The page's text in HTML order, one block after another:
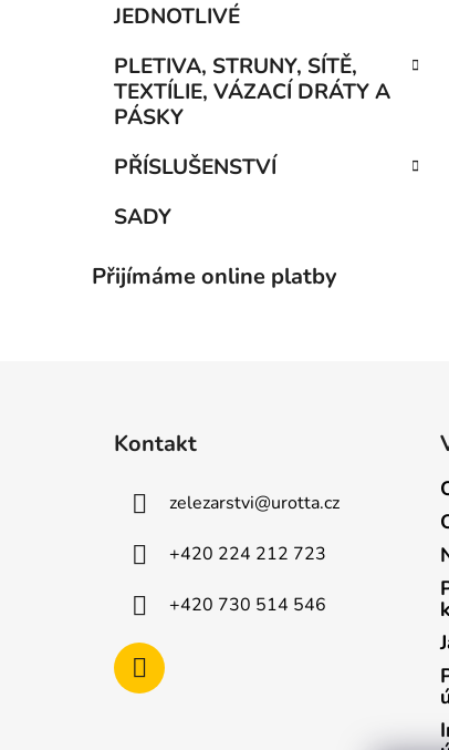
JEDNOTLIVÉ
PLETIVA, STRUNY, SÍTĚ,
TEXTÍLIE, VÁZACÍ DRÁTY A
PÁSKY
PŘÍSLUŠENSTVÍ
SADY
Přijímáme online platby
Kontakt
zelezarstvi@urotta.cz
+420 224 212 723
+420 730 514 546